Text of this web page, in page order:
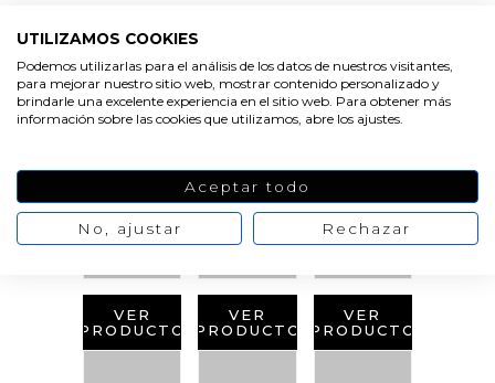
PRODUCTOS
VER
PRODUCTO
VER
PRODUCTO
VER
PRODUCTO
UTILIZAMOS COOKIES
Podemos utilizarlas para el análisis de los datos de nuestros visitantes,
para mejorar nuestro sitio web, mostrar contenido personalizado y
brindarle una excelente experiencia en el sitio web. Para obtener más
información sobre las cookies que utilizamos, abre los ajustes.
Aceptar todo
No, ajustar Rechazar